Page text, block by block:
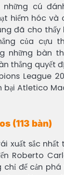
những cú
hiểm hóc và
đã cho thấy
của cựu
những bàn
thắng quyết
League
bại Atletico
(113 bàn)
xuất sắc nhất
Roberto
chỉ để cản